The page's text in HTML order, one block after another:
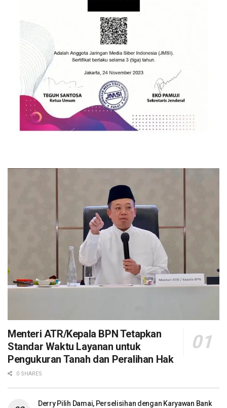
Menteri ATR/Kepala BPN Tetapkan
Standar Waktu Layanan untuk
Pengukuran Tanah dan Peralihan Hak
0 SHARES
Derry Pilih Damai, Perselisihan dengan Karyawan Bank